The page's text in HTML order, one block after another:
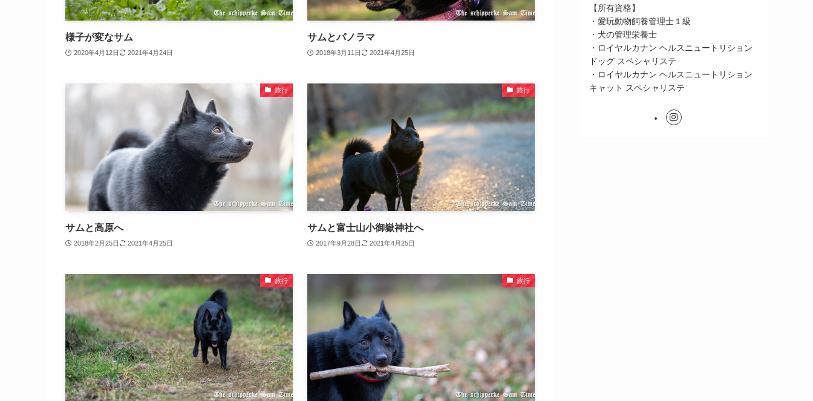
様子が変なサム
2020年4月12日 2021年4月24日
サムとパノラマ
2018年3月11日 2021年4月25日
旅行
サムと高原へ
2018年2月25日 2021年4月25日
旅行
サムと富士山小御嶽神社へ
2017年9月28日 2021年4月25日
旅行 旅行
【所有資格】
・愛玩動物飼養管理士１級
・犬の管理栄養士
・ロイヤルカナン ヘルスニュートリション
ドッグ スペシャリステ
・ロイヤルカナン ヘルスニュートリション
キャット スペシャリステ